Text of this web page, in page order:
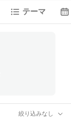
テーマ
絞り込みなし